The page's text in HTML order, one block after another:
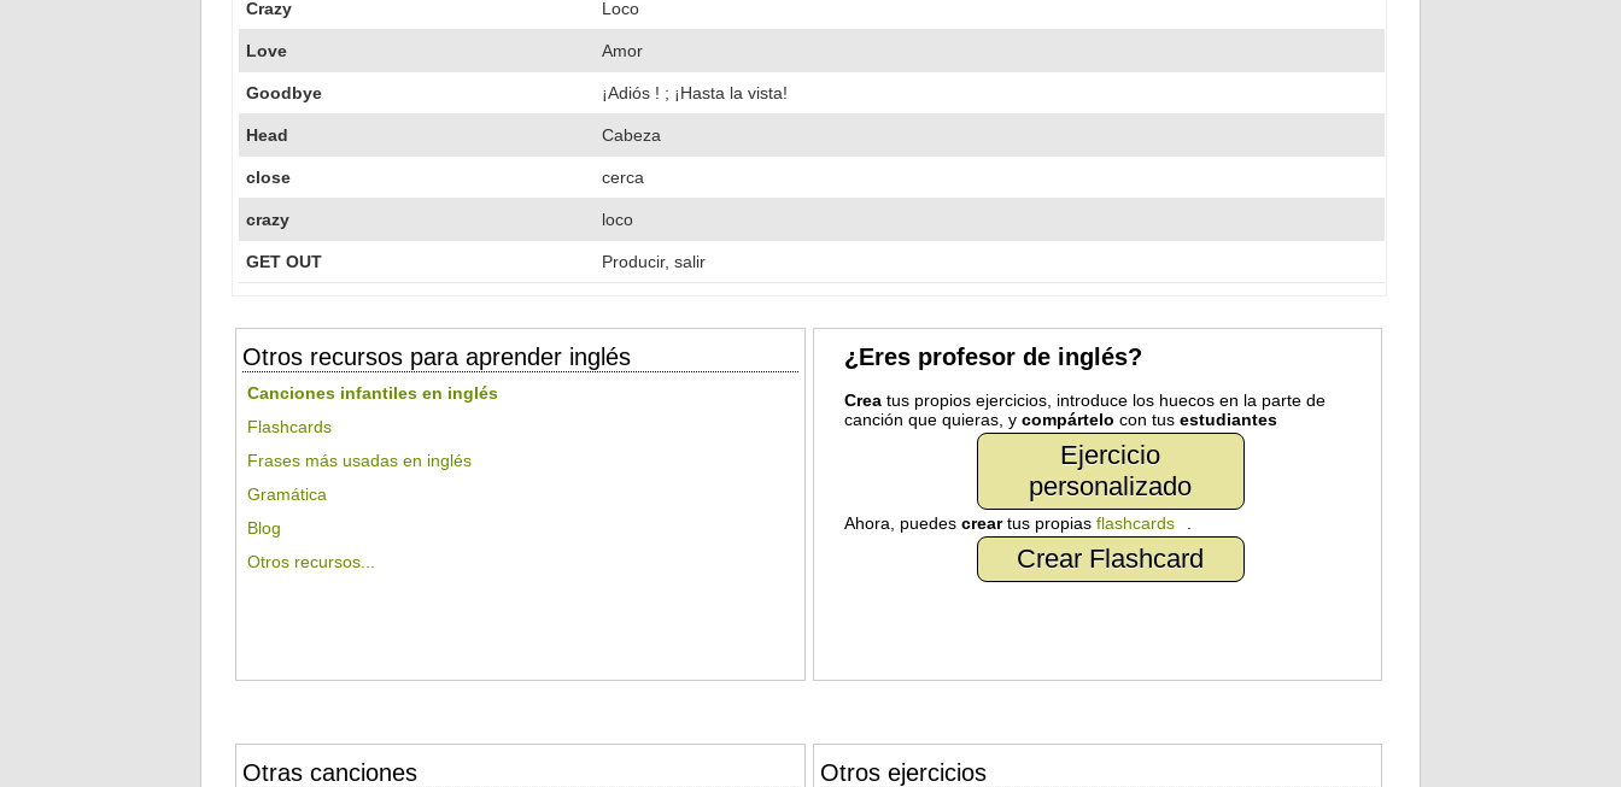
Crazy Loco
Love Amor
Goodbye ¡Adiós ! ; ¡Hasta la vista!
Head Cabeza
close cerca
crazy loco
GET OUT Producir, salir
Otros recursos para aprender inglés
Canciones infantiles en inglés
Flashcards
Frases más usadas en inglés
Gramática
Blog
Otros recursos...
¿Eres profesor de inglés?
Creatus propios ejercicios, introduce los huecos en la parte de
canción que quieras, y compártelo con tus estudiantes
Ejercicio
personalizado
Ahora, puedes creartus propias flashcards
Crear Flashcard
Otras canciones Otros ejercicios